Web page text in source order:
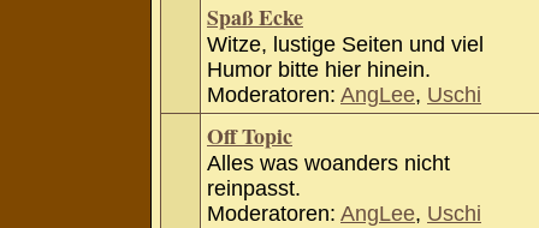
Spaß Ecke
Witze, lustige Seiten und viel
Humor bitte hier hinein.
Moderatoren: AngLee, Uschi
Off Topic
Alles was woanders nicht
reinpasst.
Moderatoren: AngLee, Uschi